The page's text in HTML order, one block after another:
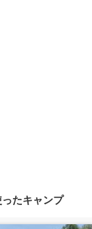
たキャンプ